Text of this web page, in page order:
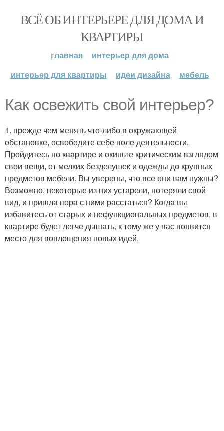
ВСЁ ОБ ИНТЕРЬЕРЕ ДЛЯ ДОМА И
КВАРТИРЫ
главная
интерьер для дома
интерьер для квартиры
идеи дизайна мебель
Как освежить свой интерьер?
1. прежде чем менять что-либо в окружающей
обстановке, освободите себе поле деятельности.
Пройдитесь по квартире и окиньте критическим взглядом
свои вещи, от мелких безделушек и одежды до крупных
предметов мебели. Вы уверены, что все они вам нужны?
Возможно, некоторые из них устарели, потеряли свой
вид, и пришла пора с ними расстаться? Когда вы
избавитесь от старых и нефункциональных предметов, в
квартире будет легче дышать, к тому же у вас появится
место для воплощения новых идей.